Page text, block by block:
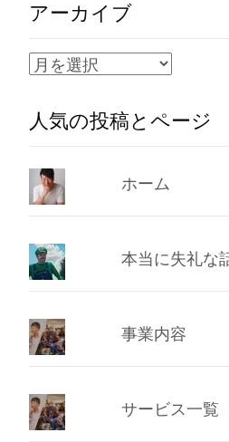
アーカイブ
ア
カ
イ
ブ
人気の投稿とページ
ホーム
本当に失礼な
事業内容
サービス一覧